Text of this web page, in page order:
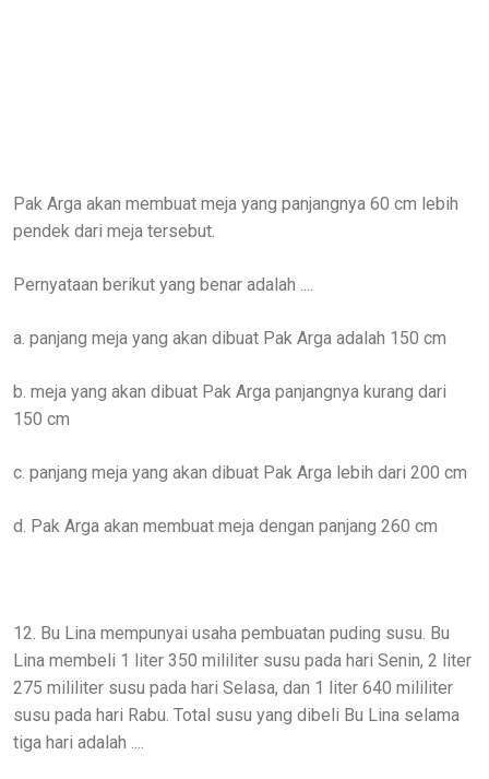
Pak Arga akan membuat meja yang panjangnya 60 cm lebih
pendek dari meja tersebut.
Pernyataan berikut yang benar adalah ....
a. panjang meja yang akan dibuat Pak Arga adalah 150 cm
b. meja yang akan dibuat Pak Arga panjangnya kurang dari
150 cm
c. panjang meja yang akan dibuat Pak Arga lebih dari 200 cm
d. Pak Arga akan membuat meja dengan panjang 260 cm
12. Bu Lina mempunyai usaha pembuatan puding susu. Bu
Lina membeli 1 liter 350 mililiter susu pada hari Senin, 2 liter
275 mililiter susu pada hari Selasa, dan 1 liter 640 mililiter
susu pada hari Rabu. Total susu yang dibeli Bu Lina selama
tiga hari adalah ....